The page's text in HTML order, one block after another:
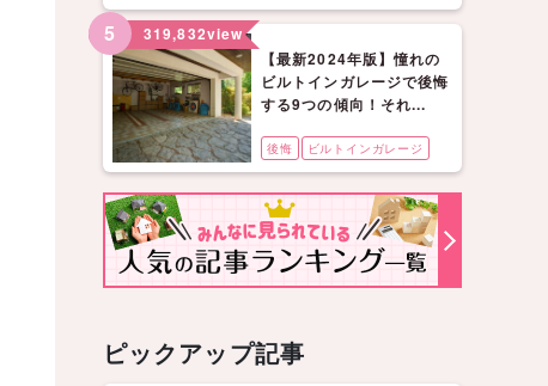
5 319,832view
【最新2024年版】憧れの
ビルトインガレージで後悔
する9つの傾向！それ...
後悔 ビルトインガレージ
ピックアップ記事